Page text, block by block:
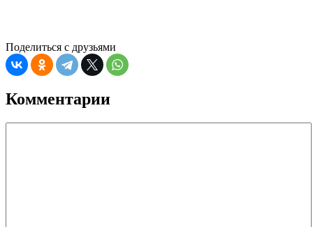
Поделиться с друзьями
Комментарии